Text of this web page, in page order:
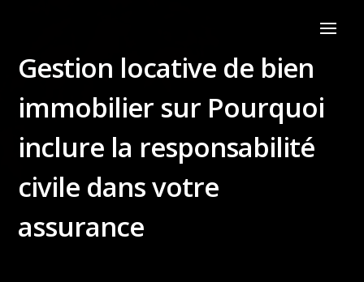
Gestion locative de bien
immobilier sur Pourquoi
inclure la responsabilité
civile dans votre
assurance